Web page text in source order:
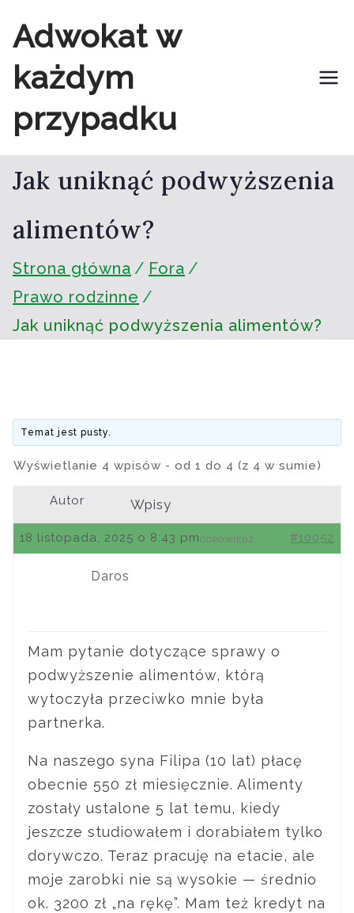
do
treści
Adwokat w
każdym
przypadku
Jak uniknąć podwyższenia
alimentów?
Strona główna
Fora
Prawo rodzinne
Jak uniknąć podwyższenia alimentów?
Temat jest pusty.
Wyświetlanie 4 wpisów - od 1 do 4 (z 4 w sumie)
Autor Wpisy
18 listopada, 2025 o 8:43 pm #10052
ODPOWIEDZ
Daros
Mam pytanie dotyczące sprawy o
podwyższenie alimentów, którą
wytoczyła przeciwko mnie była
partnerka.
Na naszego syna Filipa (10 lat) płacę
obecnie 550 zł miesięcznie. Alimenty
zostały ustalone 5 lat temu, kiedy
jeszcze studiowałem i dorabiałem tylko
dorywczo. Teraz pracuję na etacie, ale
moje zarobki nie są wysokie — średnio
ok. 3200 zł „na rękę”. Mam też kredyt na